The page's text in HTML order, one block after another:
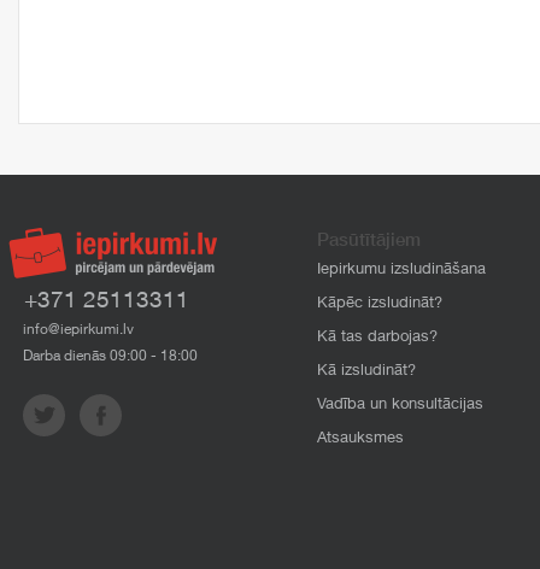
+371 25113311
info@iepirkumi.lv
Darba dienās 09:00 - 18:00
Pasūtītājiem
Iepirkumu izsludināšana
Kāpēc izsludināt?
Kā tas darbojas?
Kā izsludināt?
Vadība un konsultācijas
Atsauksmes